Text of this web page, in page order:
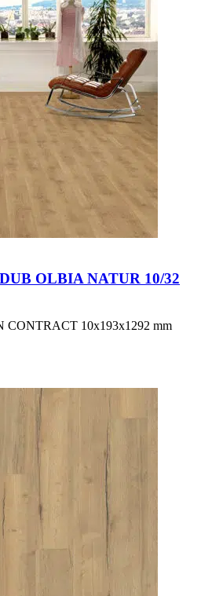
OLBIA NATUR 10/32
CONTRACT 10x193x1292 mm